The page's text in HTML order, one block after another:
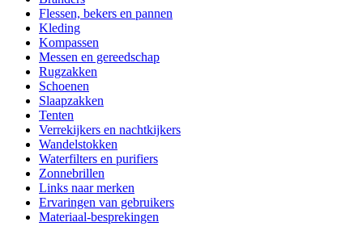
Flessen, bekers en pannen
Kleding
Kompassen
Messen en gereedschap
Rugzakken
Schoenen
Slaapzakken
Tenten
Verrekijkers en nachtkijkers
Wandelstokken
Waterfilters en purifiers
Zonnebrillen
Links naar merken
Ervaringen van gebruikers
Materiaal-besprekingen